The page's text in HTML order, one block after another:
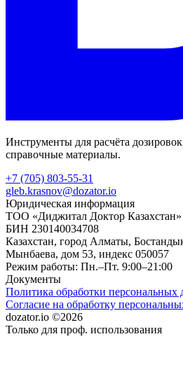
Инструменты для расчёта
справочные материалы.
+7 (705) 803-55-31
gleb.krasnov@dozator.io
Юридическая информация
ТОО «Диджитал Доктор Казахстан»
БИН 230140034708
Казахстан, город Алматы,
Мынбаева, дом 53, индекс 050057
Режим работы: Пн.–Пт. 9:00–21:00
Документы
Политика обработки персональных
Согласие на обработку
dozator.io ©2026
Только для проф. использования